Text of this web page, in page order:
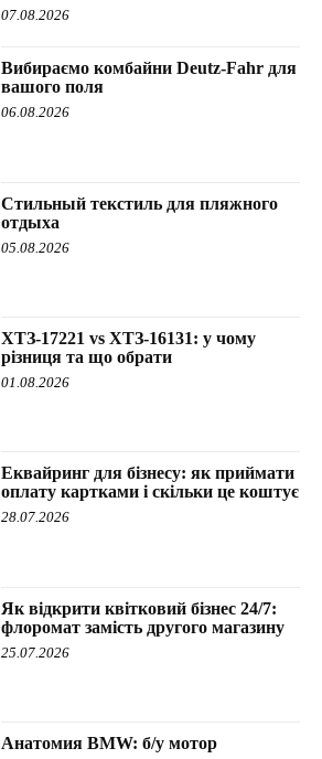
07.08.2026
Вибираємо комбайни Deutz-Fahr для
вашого поля
06.08.2026
Стильный текстиль для пляжного
отдыха
05.08.2026
ХТЗ-17221 vs ХТЗ-16131: у чому
різниця та що обрати
01.08.2026
Еквайринг для бізнесу: як приймати
оплату картками і скільки це коштує
28.07.2026
Як відкрити квітковий бізнес 24/7:
флоромат замість другого магазину
25.07.2026
Анатомия BMW: б/у мотор